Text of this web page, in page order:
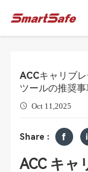
ACCキャリブ
ツールの推奨
Oct 11,2025
Share :
ACC キャ